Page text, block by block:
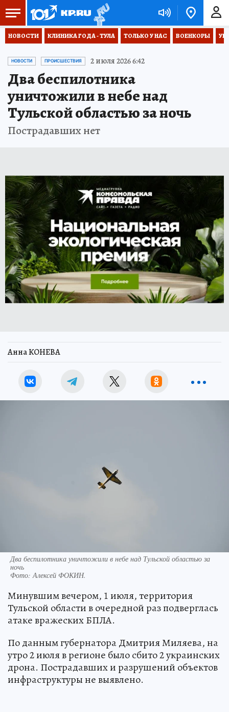
НОВОСТИ КЛИНИКА ГОДА - ТУЛА ТОЛЬКО У НАС ВОЕНКОРЫ
НОВОСТИ ПРОИСШЕСТВИЯ 2 июля 2026 6:42
Два беспилотника
уничтожили в небе над
Тульской областью за ночь
Пострадавших нет
Анна КОНЕВА
Два беспилотника уничтожили в небе над Тульской областью за
ночь
Фото: Алексей ФОКИН.
Минувшим вечером, 1 июля, территория
Тульской области в очередной раз подверглась
атаке вражеских БПЛА.
По данным губернатора Дмитрия Миляева, на
утро 2 июля в регионе было сбито 2 украинских
дрона. Пострадавших и разрушений объектов
инфраструктуры не выявлено.